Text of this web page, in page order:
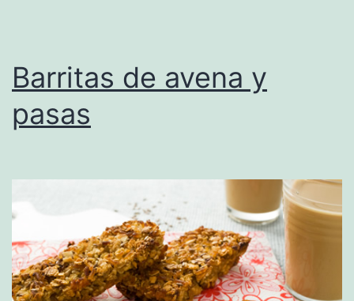
Barritas de avena y
pasas